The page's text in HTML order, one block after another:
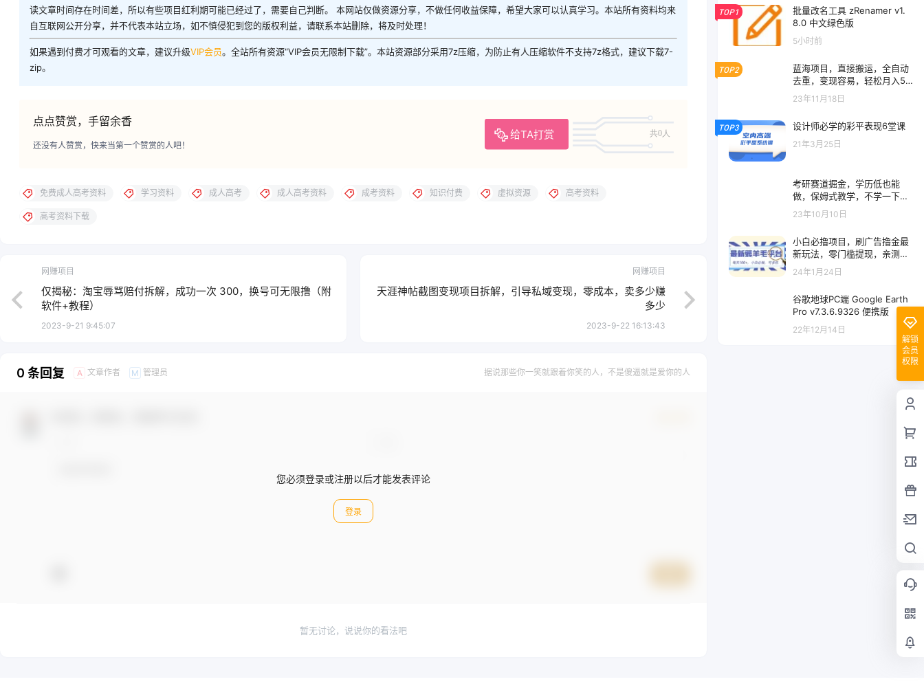
读文章时间存在时间差，所以有些项目红利期可能已经过了，需要自己判断。 本网站仅做资源分享，不做任何收益保障，希望大家可以认真学习。本站所有资料均来
自互联网公开分享，并不代表本站立场，如不慎侵犯到您的版权利益，请联系本站删除，将及时处理！
如果遇到付费才可观看的文章，建议升级VIP会员。全站所有资源“VIP会员无限制下载”。本站资源部分采用7z压缩，为防止有人压缩软件不支持7z格式，建议下载7-
zip。
点点赞赏，手留余香
给TA打赏 共0人
还没有人赞赏，快来当第一个赞赏的人吧！
免费成人高考资料 学习资料 成人高考 成人高考资料 成考资料 知识付费 虚拟资源 高考资料
高考资料下载
网赚项目
仅揭秘：淘宝辱骂赔付拆解，成功一次 300，换号可无限撸（附
软件+教程）
2023-9-21 9:45:07
网赚项目
天涯神帖截图变现项目拆解，引导私域变现，零成本，卖多少赚
多少
2023-9-22 16:13:43
0 条回复 A 文章作者 M 管理员 据说那些你一笑就跟着你笑的人，不是傻逼就是爱你的人
您必须登录或注册以后才能发表评论
登录
暂无讨论，说说你的看法吧
TOP1
批量改名工具 zRenamer v1.
8.0 中文绿色版
5小时前
TOP2
蓝海项目，直接搬运，全自动
去重，变现容易，轻松月入5
位数
23年11月18日
TOP3 设计师必学的彩平表现6堂课
21年3月25日
考研赛道掘金，学历低也能
做，保姆式教学，不学一下，
真的可惜！
23年10月10日
小白必撸项目，刷广告撸金最
新玩法，零门槛提现，亲测一
天最高 140
24年1月24日
谷歌地球PC端 Google Earth
Pro v7.3.6.9326 便携版
22年12月14日
解锁
会员
权限